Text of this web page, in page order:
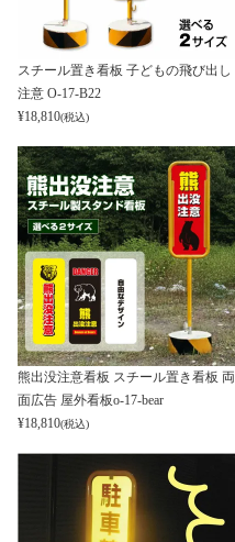
スチール置き看板 子どもの飛び出し
注意 O-17-B22
¥18,810(税込)
熊出没注意看板 スチール置き看板 両
面広告 屋外看板o-17-bear
¥18,810(税込)